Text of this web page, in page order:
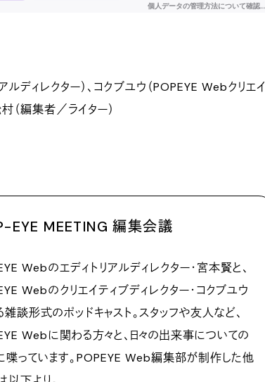
ディレクター）、コクブユウ（POPEYE Webクリエイ
（編集者／ライター）
EYE MEETING 編集会議
Webのエディトリアルディレクター・宮本賢と、
Webのクリエイティブディレクター・コクブユウ
雑談形式のポッドキャスト。スタッフや友人など、
Webに関わる方々と、日々の出来事についての
喋っています。POPEYE Web編集部が制作した他